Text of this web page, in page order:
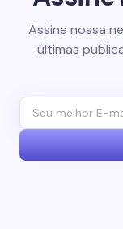
Assine nossa
últimas